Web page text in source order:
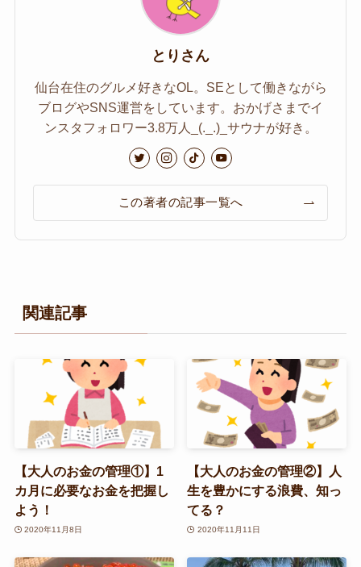
とりさん
仙台在住のグルメ好きなOL。SEとして働きながら
ブログやSNS運営をしています。おかげさまでイ
ンスタフォロワー3.8万人_(._.)_サウナが好き。
この著者の記事一覧へ
関連記事
【大人のお金の管理①】1
カ月に必要なお金を把握し
よう！
2020年11月8日
【大人のお金の管理②】人
生を豊かにする浪費、知っ
てる？
2020年11月11日